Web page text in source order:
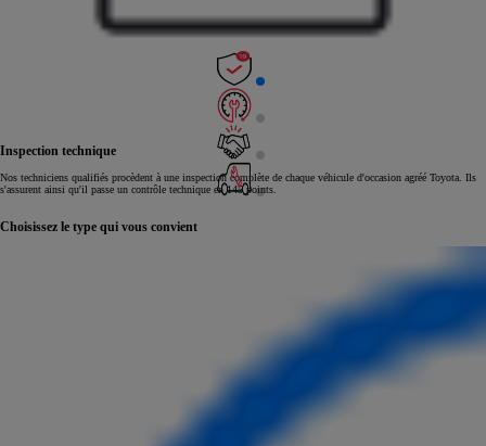
Inspection technique
Nos techniciens qualifiés procèdent à une inspection complète de chaque véhicule d'occasion agréé Toyota. Ils
s'assurent ainsi qu'il passe un contrôle technique en 145 points.
Choisissez le type qui vous convient